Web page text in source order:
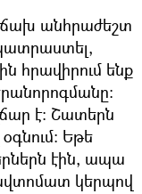
անհրաժեշտ
պատրաստել,
հրավիրում ենք
է։ Շատերն
Եթե
էին, ապա
ավտոմատ կերպով